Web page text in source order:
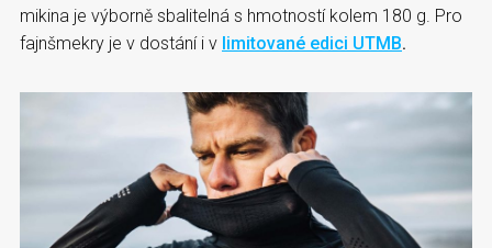
mikina je výborně sbalitelná s hmotností kolem 180 g. Pro
fajnšmekry je v dostání i v limitované edici UTMB.